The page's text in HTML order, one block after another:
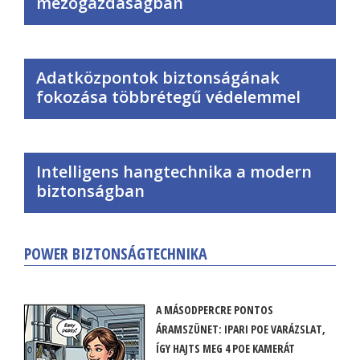
Adatközpontok biztonságának
fokozása többrétegű védelemmel
Intelligens hangtechnika a modern
biztonságban
POWER BIZTONSÁGTECHNIKA
A MÁSODPERCRE PONTOS
ÁRAMSZÜNET: IPARI POE VARÁZSLAT,
ÍGY HAJTS MEG 4 POE KAMERÁT